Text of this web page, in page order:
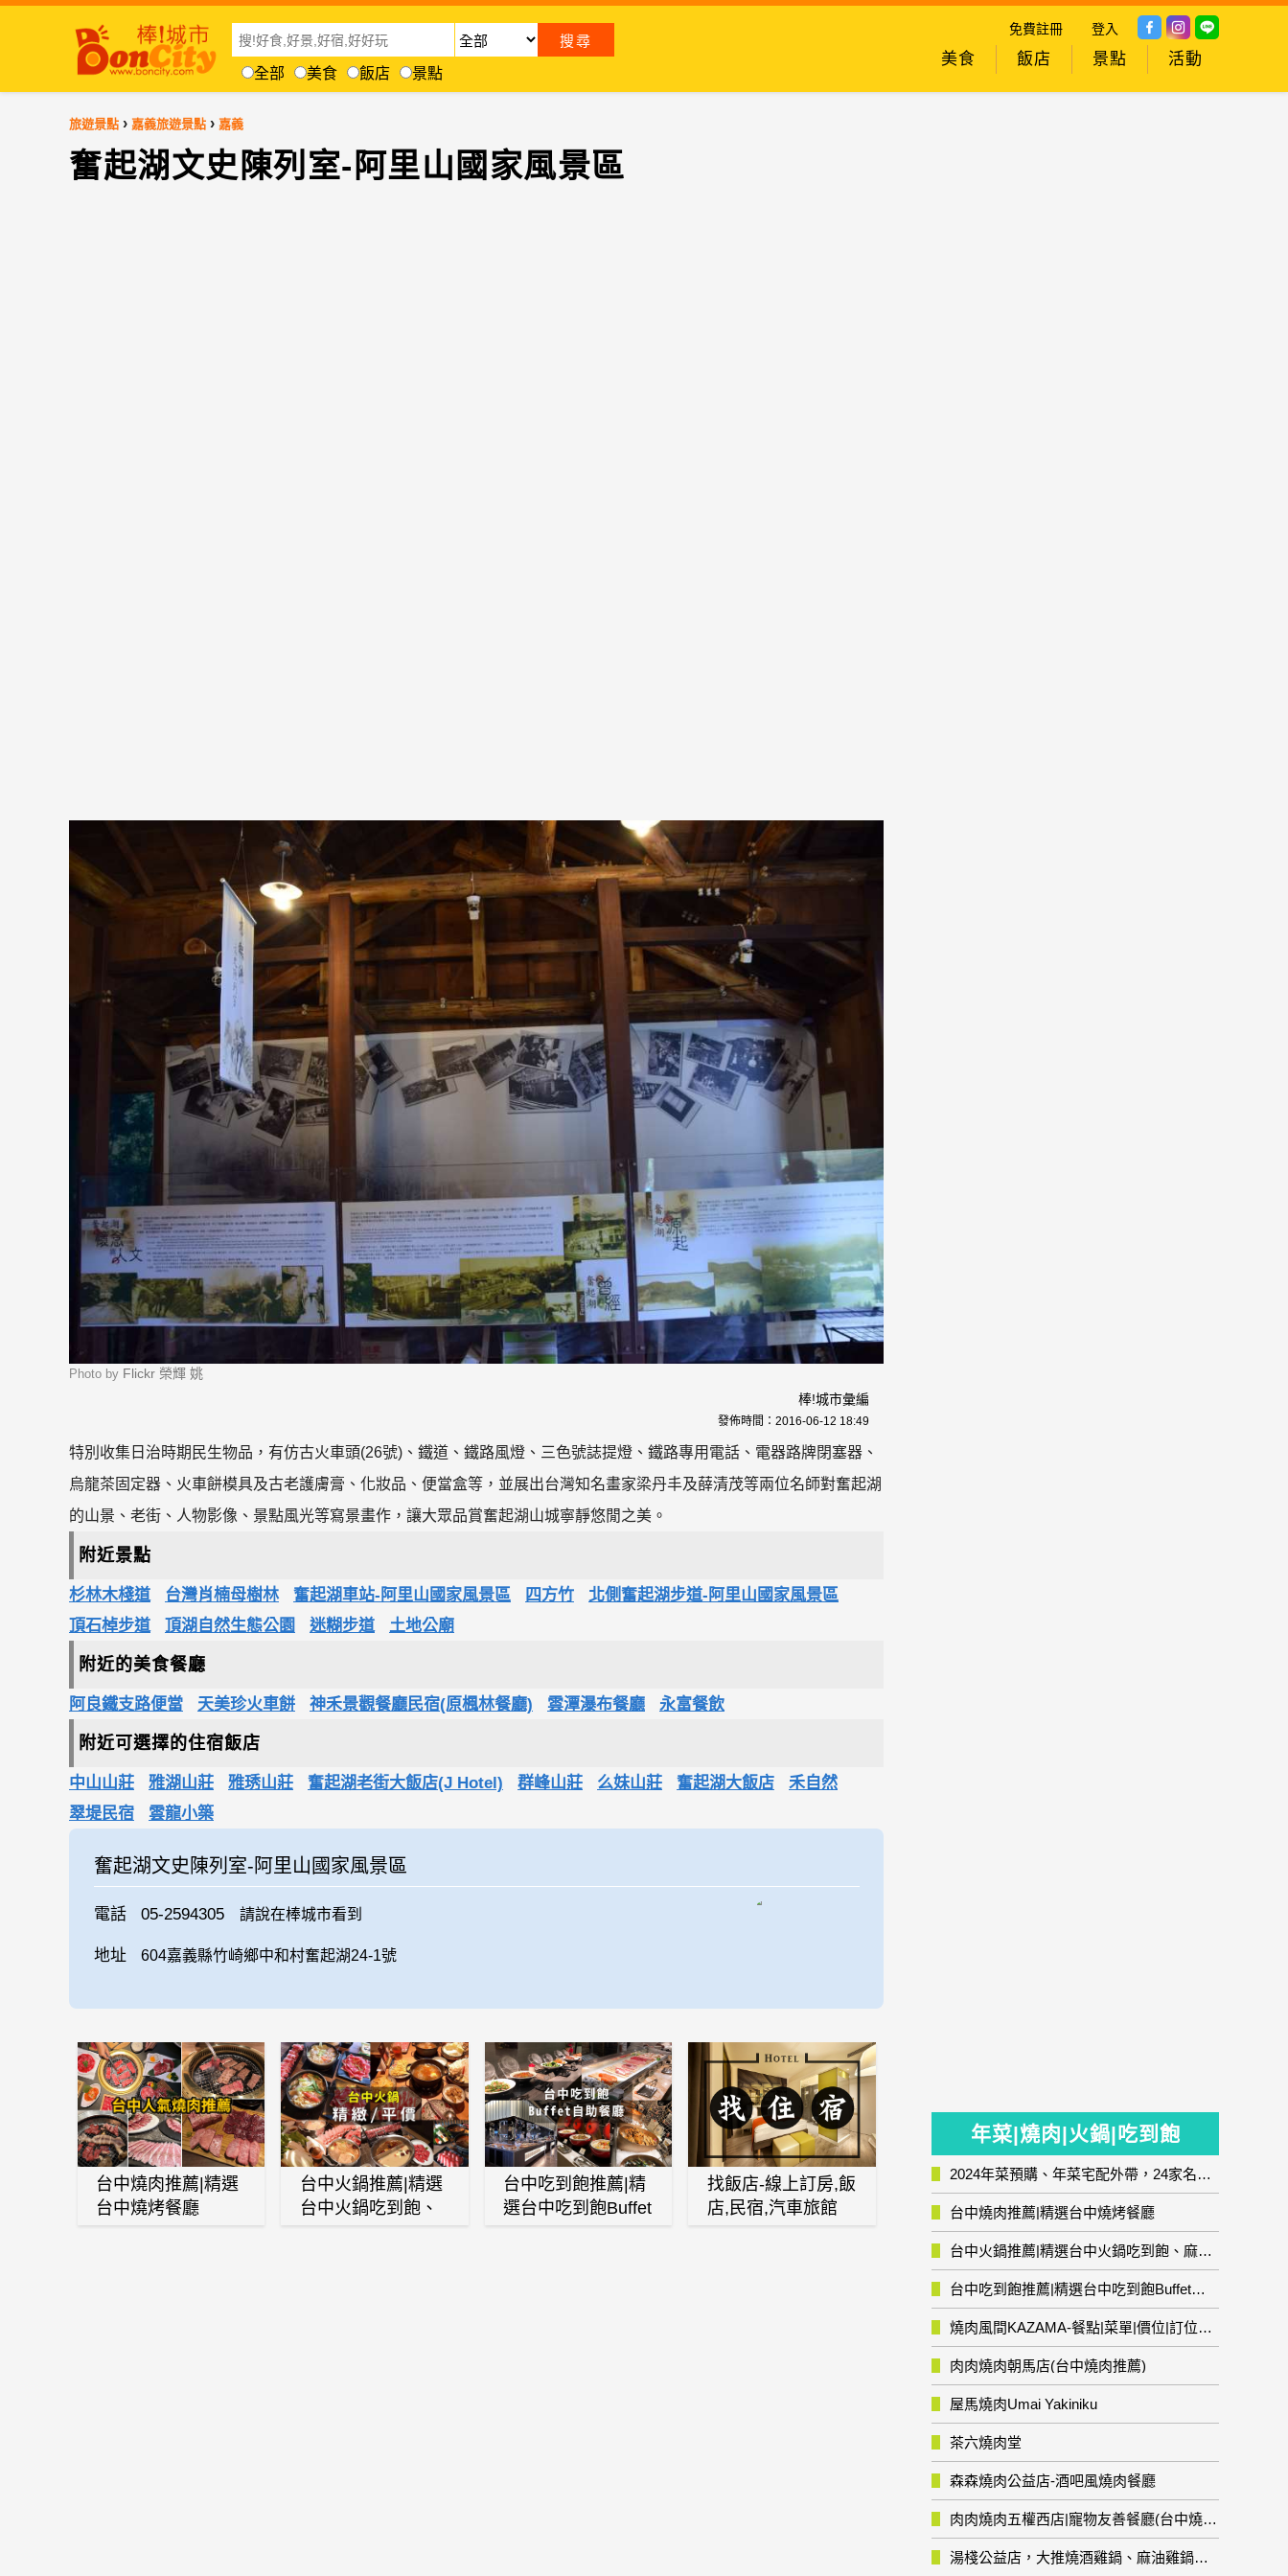
全部 美食 飯店 景點
免費註冊 登入
美食 飯店 景點 活動
旅遊景點 › 嘉義旅遊景點 › 嘉義
奮起湖文史陳列室-阿里山國家風景區
Photo by Flickr 榮輝 姚
棒!城市彙編
發佈時間： 2016-06-12 18:49
特別收集日治時期民生物品，有仿古火車頭(26號)、鐵道、鐵路風燈、三色號誌提燈、鐵路專用電話、電器路牌閉塞器、
烏龍茶固定器、火車餅模具及古老護膚膏、化妝品、便當盒等，並展出台灣知名畫家梁丹丰及薛清茂等兩位名師對奮起湖
的山景、老街、人物影像、景點風光等寫景畫作，讓大眾品賞奮起湖山城寧靜悠閒之美。
附近景點
杉林木棧道 台灣肖楠母樹林 奮起湖車站-阿里山國家風景區 四方竹
北側奮起湖步道-阿里山國家風景區
頂石棹步道
頂湖自然生態公園 迷糊步道 土地公廟
附近的美食餐廳
阿良鐵支路便當 天美珍火車餅 神禾景觀餐廳民宿(原楓林餐廳) 雲潭瀑布餐廳 永富餐飲
附近可選擇的住宿飯店
中山山莊 雅湖山莊 雅琇山莊 奮起湖老街大飯店(J Hotel) 群峰山莊 么妹山莊 奮起湖大飯店
禾自然
翠堤民宿
雲龍小築
奮起湖文史陳列室-阿里山國家風景區
電話 05-2594305 請說在棒城市看到
地址 604嘉義縣竹崎鄉中和村奮起湖24-1號
台中燒肉推薦|精選
台中燒烤餐廳
台中火鍋推薦|精選
台中火鍋吃到飽、
台中吃到飽推薦|精
選台中吃到飽Buffet
找飯店-線上訂房,飯
店,民宿,汽車旅館
年菜|燒肉|火鍋|吃到飽
2024年菜預購、年菜宅配外帶，24家名店年菜推薦整理，圍爐輕鬆上菜團圓趣
台中燒肉推薦|精選台中燒烤餐廳
台中火鍋推薦|精選台中火鍋吃到飽、麻辣鍋、鴛鴦鍋、石頭火鍋、酸菜白肉鍋、海鮮鍋、燒酒雞、麻油雞、壽喜燒等熱門人氣火鍋店!
台中吃到飽推薦|精選台中吃到飽Buffet自助餐廳
燒肉風間KAZAMA-餐點|菜單|價位|訂位資訊
肉肉燒肉朝馬店(台中燒肉推薦)
屋馬燒肉Umai Yakiniku
茶六燒肉堂
森森燒肉公益店-酒吧風燒肉餐廳
肉肉燒肉五權西店|寵物友善餐廳(台中燒肉推薦)
湯棧公益店，大推燒酒雞鍋、麻油雞鍋暖暖有夠補